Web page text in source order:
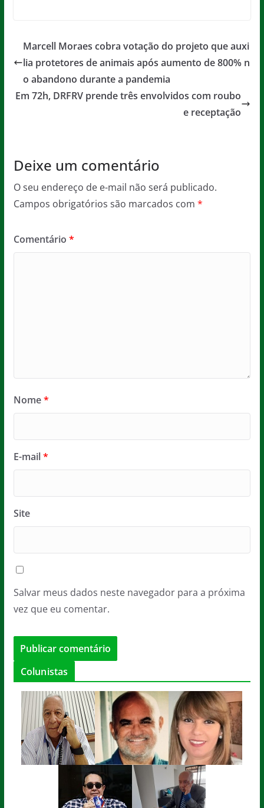
e
b
o
o
er l s
A
p
p
a
g
e
Marcell Moraes cobra votação do projeto que auxi
lia protetores de animais após aumento de 800% n
o abandono durante a pandemia
Em 72h, DRFRV prende três envolvidos com roubo
e receptação
Deixe um comentário
O seu endereço de e-mail não será publicado.
Campos obrigatórios são marcados com *
Comentário *
Nome*
E-mail*
Site
Salvar meus dados neste navegador para a próxima
vez que eu comentar.
Colunistas